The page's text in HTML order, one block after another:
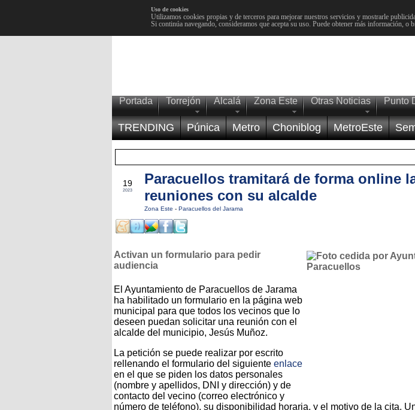
Uso de cookies
Utilizamos cookies propias y de terceros para mejorar nuestros servicios y mostrarle
Si continúa navegando, consideramos que acepta su uso. Puede obtener más información, o
Portada Torrejón Alcalá Zona Este Otras Noticias Punto
TRENDING Púnica Metro Choniblog MetroEste
19
2023
Paracuellos tramitará de forma online
reuniones con su alcalde
Zona Este - Paracuellos del Jarama
Activan un formulario para pedir
audiencia
El Ayuntamiento de Paracuellos de Jarama
ha habilitado un formulario en la página web
municipal para que todos los vecinos que lo
deseen puedan solicitar una reunión con el
alcalde del municipio, Jesús Muñoz.
La petición se puede realizar por escrito
rellenando el formulario del siguiente enlace
en el que se piden los datos personales
(nombre y apellidos, DNI y dirección) y de
contacto del vecino (correo electrónico y
número de teléfono), su disponibilidad horaria, y el motivo de la cita.